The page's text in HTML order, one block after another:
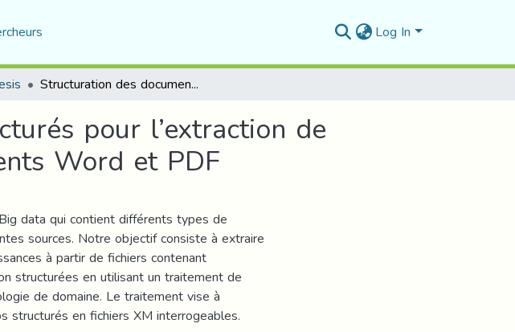
Log In
Structuration des documents non structurés pour l’extraction de connaissances. Étude de cas : Documents Word et PDF
pour l’extraction de
Word et PDF
data qui contient différents types de
sources. Notre objectif consiste à extraire
à partir de fichiers contenant
structurées en utilisant un traitement de
de domaine. Le traitement vise à
structurés en fichiers XM interrogeables.